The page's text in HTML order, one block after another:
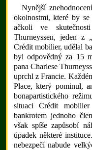
Nynější
okolnostmi, které by
ačkoli ve
Thurneyssen, jeden z
Crédit mobilier, udělal
byl odpovědný za 15
pana Charlese
uprchl z Francie.
Place, který pominul,
bonapartistického
situaci Crédit
bankrotem jednoho
však spíše zapůsobí
úpadek některé
nebezpečí nabude